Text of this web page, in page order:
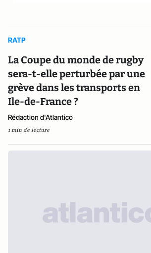
RATP
La Coupe du monde de rugby
sera-t-elle perturbée par une
grève dans les transports en
Ile-de-France ?
Rédaction d'Atlantico
1 min de lecture